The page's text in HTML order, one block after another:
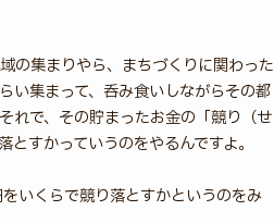
の集まりやら、まちづくりに関わった
い集まって、呑み食いしながらその都
れで、その貯まったお金の「競り（せ
とすかっていうのをやるんですよ。
いくらで競り落とすかというのをみ